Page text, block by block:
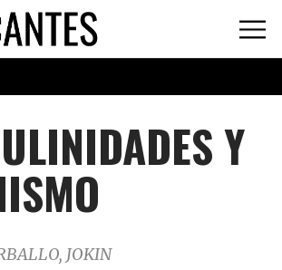
Y
JOKIN